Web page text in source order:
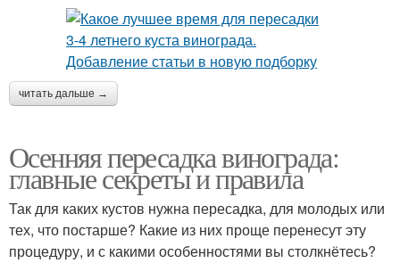
читать дальше →
Осенняя пересадка винограда:
главные секреты и правила
Так для каких кустов нужна пересадка, для молодых или
тех, что постарше? Какие из них проще перенесут эту
процедуру, и с какими особенностями вы столкнётесь?